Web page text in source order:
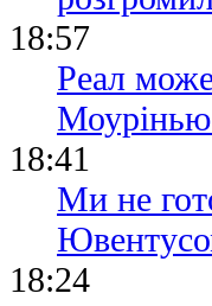
18:57
Реал
18:41
Ми не
18:24